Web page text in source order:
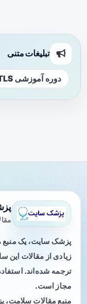
تبلیغات متنی
دوره آموزشی ATLS
پزشک سایت، یک
زیادی از مقالات
ترجمه شده‌اند.
مجاز است.
منبع مقالات سلامت،